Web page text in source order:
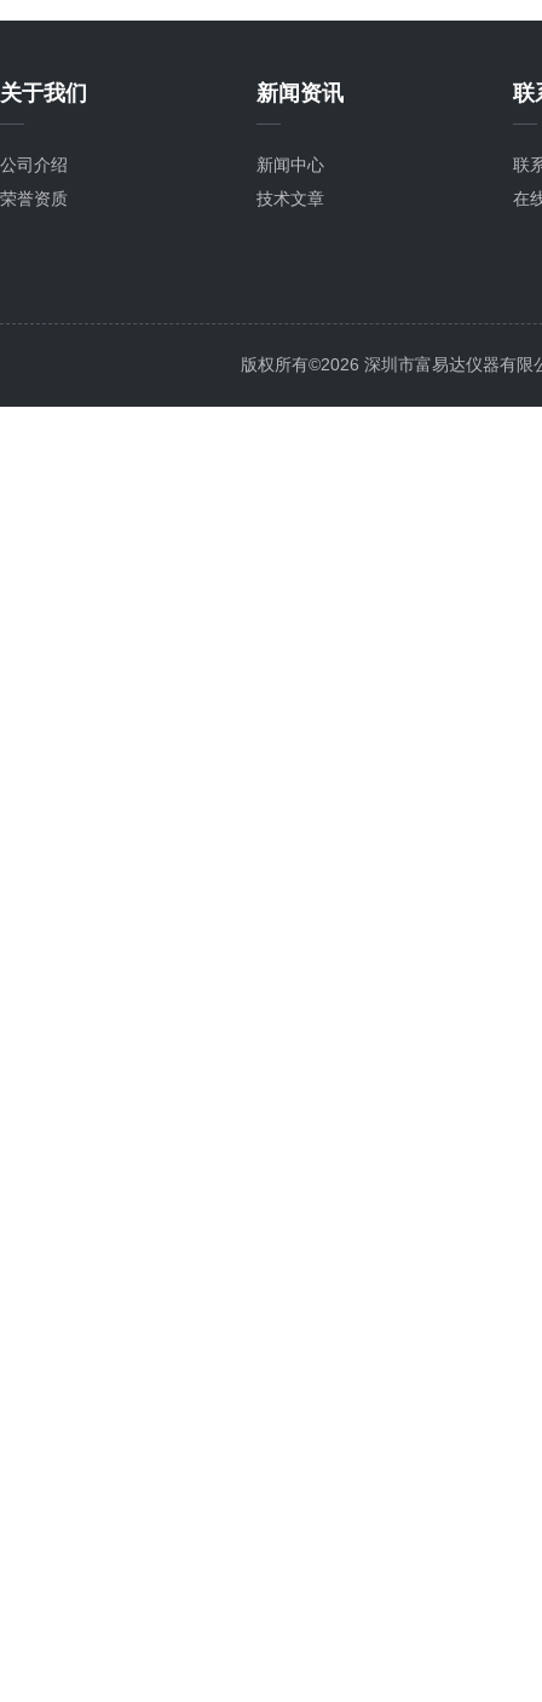
关于我们
公司介绍
荣誉资质
新闻资讯
新闻中心
技术文章
联
联
在
版权所有©2026 深圳市富易达仪器有